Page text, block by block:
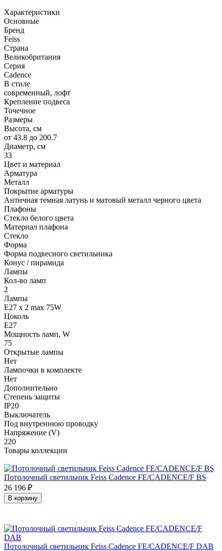
Характеристики
Основные
Бренд
Feiss
Страна
Великобритания
Серия
Cadence
В стиле
современный, лофт
Крепление подвеса
Точечное
Размеры
Высота, см
от 43.8 до 200.7
Диаметр, см
33
Цвет и материал
Арматура
Металл
Покрытие арматуры
Античная темная латунь и матовый металл черного цвета
Плафоны
Стекло белого цвета
Материал плафона
Стекло
Форма
Форма подвесного светильника
Конус / пирамида
Лампы
Кол-во ламп
2
Лампы
E27 x 2 max 75W
Цоколь
E27
Мощность ламп, W
75
Открытые лампы
Нет
Лампочки в комплекте
Нет
Дополнительно
Степень защиты
IP20
Выключатель
Под внутреннюю проводку
Напряжение (V)
220
Товары коллекции
Потолочный светильник Feiss Cadence FE/CADENCE/F BS
26 196 ₽
В корзину
Потолочный светильник Feiss Cadence FE/CADENCE/F DAB